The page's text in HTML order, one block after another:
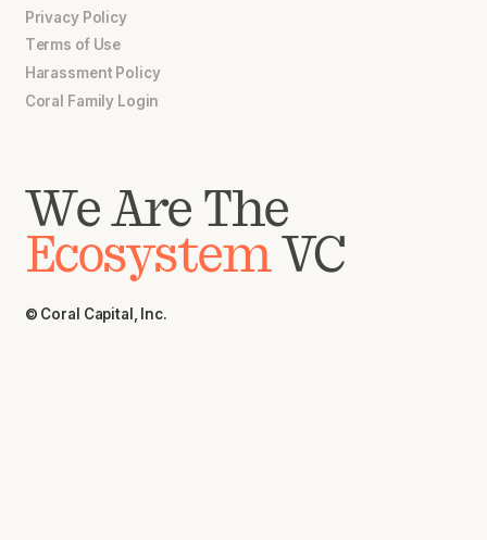
Privacy Policy
Terms of Use
Harassment Policy
Coral Family Login
We Are The
EcosystemVC
© Coral Capital, Inc.